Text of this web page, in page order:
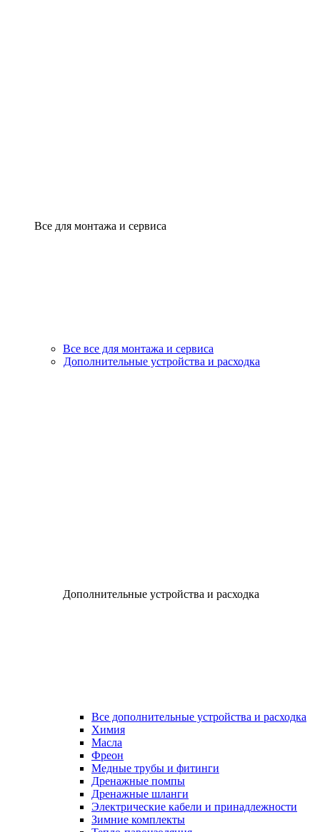
Все для монтажа и сервиса
Все все для монтажа и сервиса
Дополнительные устройства и расходка
Дополнительные устройства и расходка
Все дополнительные устройства и расходка
Химия
Масла
Фреон
Медные трубы и фитинги
Дренажные помпы
Дренажные шланги
Электрические кабели и принадлежности
Зимние комплекты